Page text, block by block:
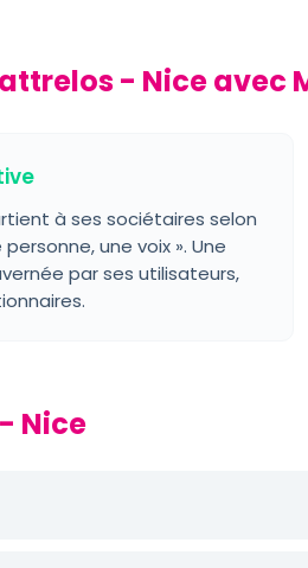
- Nice avec
à ses sociétaires selon
une voix ». Une
par ses utilisateurs,
Nice